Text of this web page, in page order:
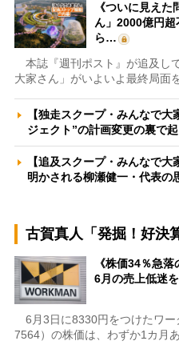
《ついに見え
ん」2000億円超
ら…
本誌『週刊ポスト』が追及し
大家さん」がいよいよ最終局面
【独走スクープ・みんなで
ジェクト”の計画変更の裏で
【追及スクープ・みんなで
明かされる柳瀬健一・代表の
古賀真人「発掘！好決
《株価34％急
6月の売上低迷
6月3日に8330円をつけたワー
7564）の株価は、わずか1カ月